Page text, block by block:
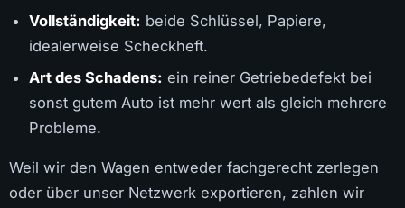
Vollständigkeit: beide Schlüssel, Papiere,
idealerweise Scheckheft.
Art des Schadens: ein reiner Getriebedefekt bei
sonst gutem Auto ist mehr wert als gleich mehrere
Probleme.
Weil wir den Wagen entweder fachgerecht zerlegen
oder über unser Netzwerk exportieren, zahlen wir